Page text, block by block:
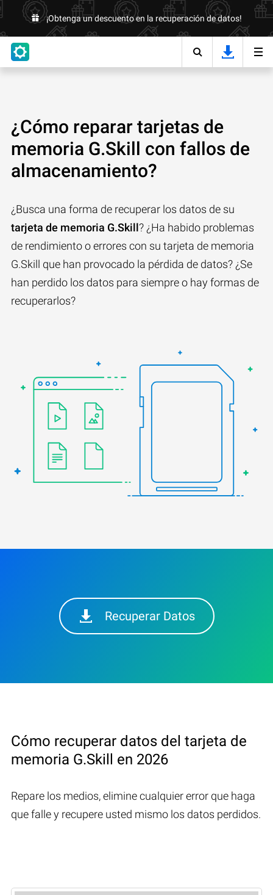
¡Obtenga un descuento en la recuperación de datos!
¿Cómo reparar tarjetas de
memoria G.Skill con fallos de
almacenamiento?
¿Busca una forma de recuperar los datos de su
tarjeta de memoria G.Skill? ¿Ha habido problemas
de rendimiento o errores con su tarjeta de memoria
G.Skill que han provocado la pérdida de datos? ¿Se
han perdido los datos para siempre o hay formas de
recuperarlos?
Recuperar Datos
Cómo recuperar datos del tarjeta de
memoria G.Skill en 2026
Repare los medios, elimine cualquier error que haga
que falle y recupere usted mismo los datos perdidos.